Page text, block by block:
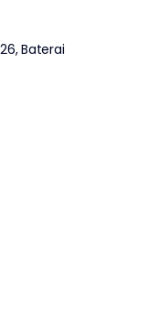
Baterai